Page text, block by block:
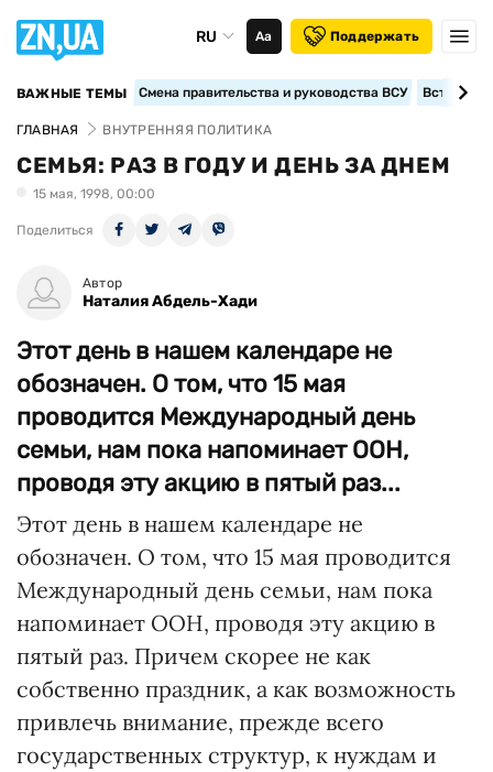
RU Аа Поддержать
ВАЖНЫЕ ТЕМЫ Смена правительства и руководства ВСУ
ГЛАВНАЯ ВНУТРЕННЯЯ ПОЛИТИКА
СЕМЬЯ: РАЗ В ГОДУ И ДЕНЬ ЗА ДНЕМ
15 мая, 1998, 00:00
Поделиться
Автор
Наталия Абдель-Хади
Этот день в нашем календаре не
обозначен. О том, что 15 мая
проводится Международный день
семьи, нам пока напоминает ООН,
проводя эту акцию в пятый раз...
Этот день в нашем календаре не
обозначен. О том, что 15 мая проводится
Международный день семьи, нам пока
напоминает ООН, проводя эту акцию в
пятый раз. Причем скорее не как
собственно праздник, а как возможность
привлечь внимание, прежде всего
государственных структур, к нуждам и